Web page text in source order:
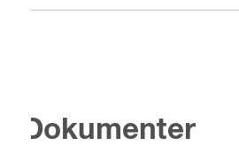
Dokumenter